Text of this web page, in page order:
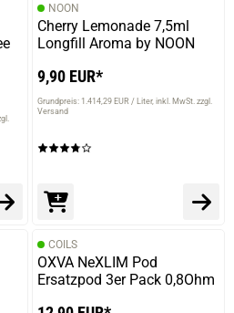
NOON
Cherry Lemonade 7,5ml
Longfill Aroma by NOON
9,90 EUR*
Grundpreis: 1.414,29 EUR / Liter inkl. MwSt. zzgl.
Versand
COILS
OXVA NeXLIM Pod
Ersatzpod 3er Pack 0,8Ohm